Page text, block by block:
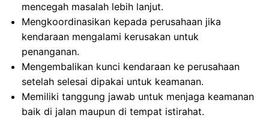
mencegah masalah lebih lanjut.
Mengkoordinasikan kepada perusahaan jika
kendaraan mengalami kerusakan untuk
penanganan.
Mengembalikan kunci kendaraan ke perusahaan
setelah selesai dipakai untuk keamanan.
Memiliki tanggung jawab untuk menjaga keamanan
baik di jalan maupun di tempat istirahat.